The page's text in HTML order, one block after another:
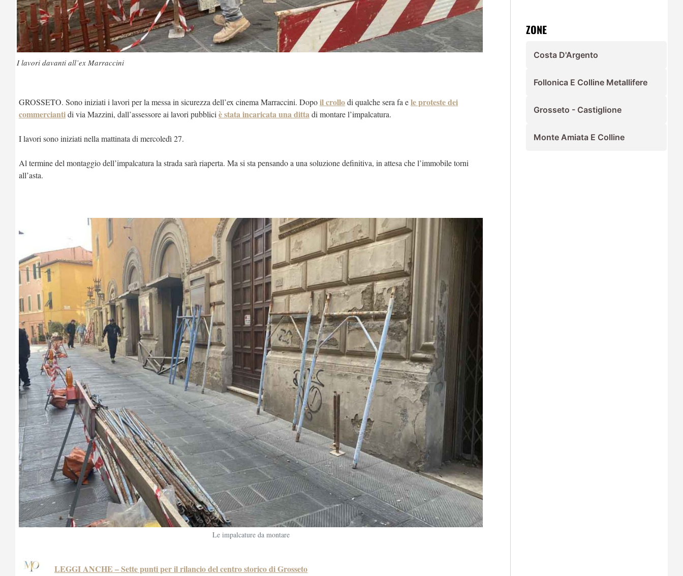
I lavori davanti all’ex Marraccini
GROSSETO. Sono iniziati i lavori per la messa in sicurezza dell’ex cinema Marraccini. Dopoil crollodi qualche sera fa ele proteste dei
commerciantidi via Mazzini, dall’assessore ai lavori pubblici è stata incaricata una dittadi montare l’impalcatura.
I lavori sono iniziati nella mattinata di mercoledì 27.
Al termine del montaggio dell’impalcatura la strada sarà riaperta. Ma si sta pensando a una soluzione definitiva, in attesa che l’immobile torni
all’asta.
Le impalcature da montare
LEGGI ANCHE – Sette punti per il rilancio del centro storico di Grosseto
ZONE
Costa D'Argento
Follonica E Colline Metallifere
Grosseto - Castiglione
Monte Amiata E Colline